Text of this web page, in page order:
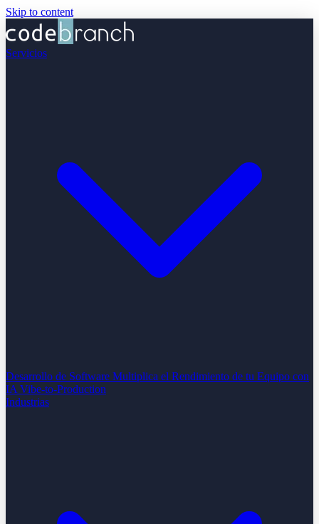
Skip to content
Servicios
Desarrollo de Software Multiplica el Rendimiento de tu Equipo con
IA Vibe-to-Production
Industrias